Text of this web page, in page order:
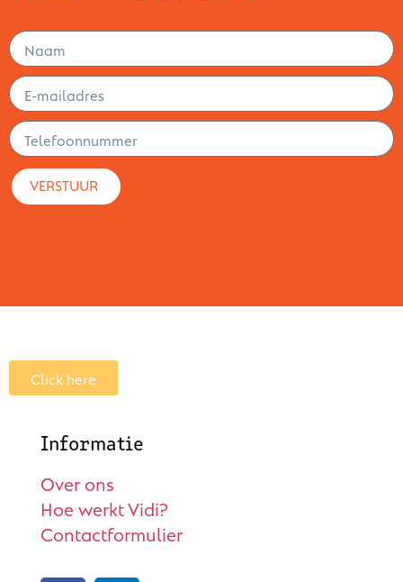
VERSTUUR
Click here
Informatie
Over ons
Hoe werkt Vidi?
Contactformulier